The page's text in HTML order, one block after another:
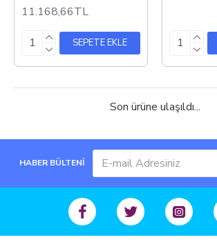
11.168,66TL
SEPETE EKLE
Son ürüne ulaşıldı...
HABER BÜLTENİ